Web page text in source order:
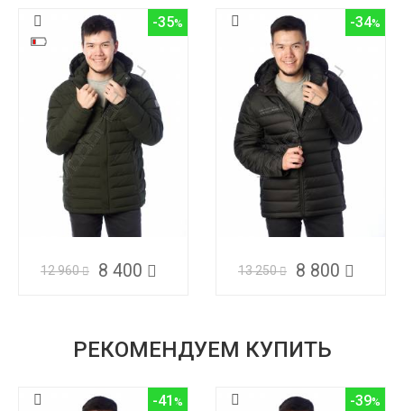
-35
12 960 8 400
-34
13 250 8 800
РЕКОМЕНДУЕМ КУПИТЬ
-41 -39